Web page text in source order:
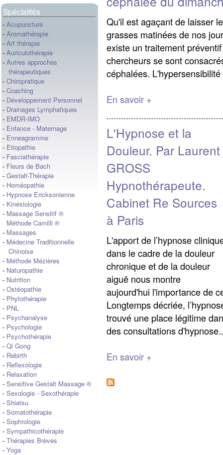
Spécialités
- Acupuncture
- Aromathérapie
- Art thérapie
- Auriculothérapie
- Autres approches
thérapeutiques
- Chiropratique
- Coaching
- Développement Personnel
- Drainages Lymphatiques
- EMDR-IMO
- Enfance - Maternage
- Enneagramme
- Etiopathie
- Fasciathérapie
- Fleurs de Bach
- Gestalt-Thérapie
- Homéopathie
- Hypnose Ericksonienne
- Kinésiologie
- Massage Sensitif ®
Méthode Camilli ®
- Massages
- Médecine Traditionnelle
Chinoise
- Méthode Mézières
- Naturopathie
- Nutrition
- Ostéopathie
- Phytothérapie
- PNL
- Psychanalyse
- Psychologie
- Psychothérapie
- Qi Gong
- Rebirth
- Reflexologie
- Relaxation
- Sensitive Gestalt Massage ®
- Sexologie - Sexothérapie
- Shiatsu
- Somatothérapie
- Sophrologie
- Sympathicothérapie
- Thérapies Brèves
- Yoga
Qu'il est agaçant de laisser
grasses matinées de nos
existe un traitement
chercheurs se sont
céphalées.
En savoir +
L'Hypnose et la
Douleur. Par Laurent
GROSS
Hypnothérapeute.
Cabinet Re Sources
à Paris
L'apport de l’hypnose
dans le cadre de la douleur
chronique et de la douleur
aiguë nous montre
aujourd'hui l'importance de
Longtemps décriée,
trouvé une place légitime
des consultations
En savoir +